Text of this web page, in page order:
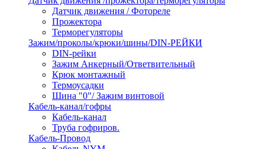
Датчик движения / Фотореле
Прожектора
Терморегуляторы
Зажим/проколы/крюки/шины/DIN-РЕЙКИ
DIN-рейки
Зажим Анкерный/Ответвительный
Крюк монтажный
Термоусадки
Шина "0"/ Зажим винтовой
Кабель-канал/гофры
Кабель-канал
Труба гофриров.
Кабель-Провод